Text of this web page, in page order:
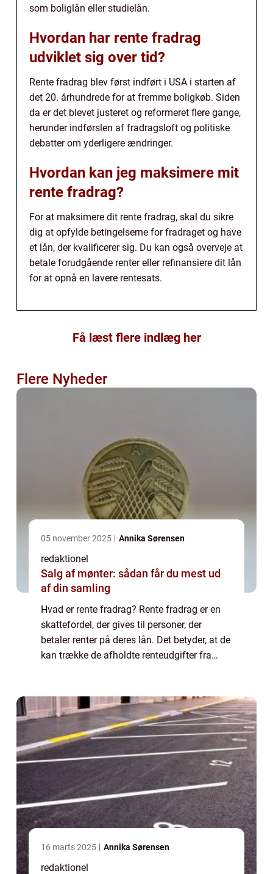
som boliglån eller studielån.
Hvordan har rente fradrag
udviklet sig over tid?
Rente fradrag blev først indført i USA i starten af
det 20. århundrede for at fremme boligkøb. Siden
da er det blevet justeret og reformeret flere gange,
herunder indførslen af fradragsloft og politiske
debatter om yderligere ændringer.
Hvordan kan jeg maksimere mit
rente fradrag?
For at maksimere dit rente fradrag, skal du sikre
dig at opfylde betingelserne for fradraget og have
et lån, der kvalificerer sig. Du kan også overveje at
betale forudgående renter eller refinansiere dit lån
for at opnå en lavere rentesats.
Få læst flere indlæg her
Flere Nyheder
05 november 2025 Annika Sørensen
redaktionel
Salg af mønter: sådan får du mest ud
af din samling
Hvad er rente fradrag? Rente fradrag er en
skattefordel, der gives til personer, der
betaler renter på deres lån. Det betyder, at de
kan trække de afholdte renteudgifter fra
16 marts 2025 Annika Sørensen
redaktionel